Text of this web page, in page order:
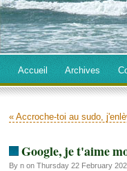
Accueil Archives
« Accroche-toi au sudo,
Google, je t'aime
By n on Thursday 22 February